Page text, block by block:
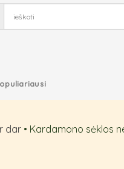
dar• Kardamono sėklos